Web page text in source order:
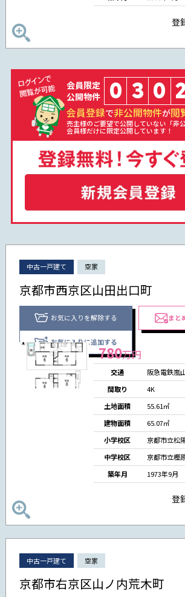
登
会員限定
公開物件
0 3 0 2
会員登録で非公開物件が閲
売主様のご要望で公開していない「非
会員様だけに限定公開しています！
中古一戸建て 空家
京都市西京区山田出口町
お気に入りを解除する
お気に入りに追加する
まと
780万円
交通 阪急電鉄嵐
間取り
4K
土地面積
55.61㎡
建物面積
65.07㎡
小学校区
京都市立松
中学校区
京都市立樫
築年月
1973年9月
登
中古一戸建て 空家
京都市右京区山ノ内荒木町